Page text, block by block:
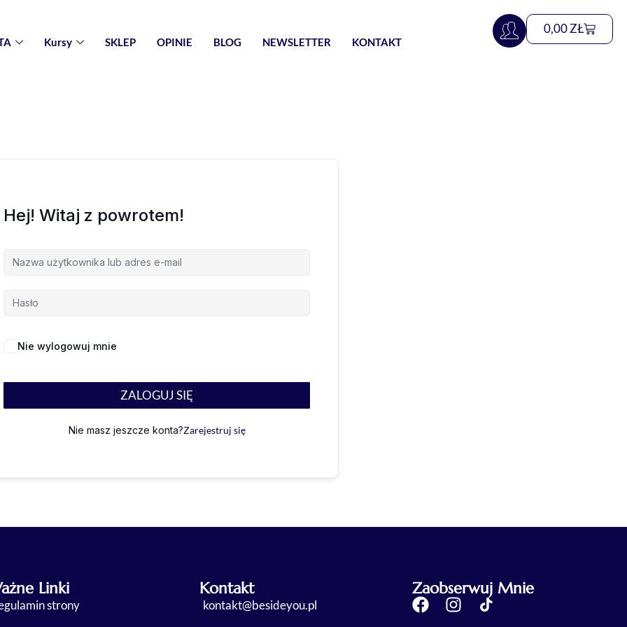
Kursy SKLEP OPINIE BLOG NEWSLETTER KONTAKT
0,00ZŁ
Hej! Witaj z powrotem!
Nie wylogowuj mnie
ZALOGUJ SIĘ
Nie masz jeszcze konta?Zarejestruj się
Linki
strony
Kontakt
kontakt@besideyou.pl
Zaobserwuj Mnie